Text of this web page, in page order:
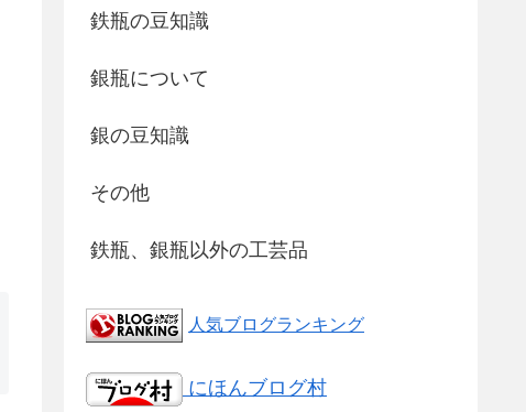
鉄瓶の豆知識
銀瓶について
銀の豆知識
その他
鉄瓶、銀瓶以外の工芸品
人気ブログランキング
にほんブログ村